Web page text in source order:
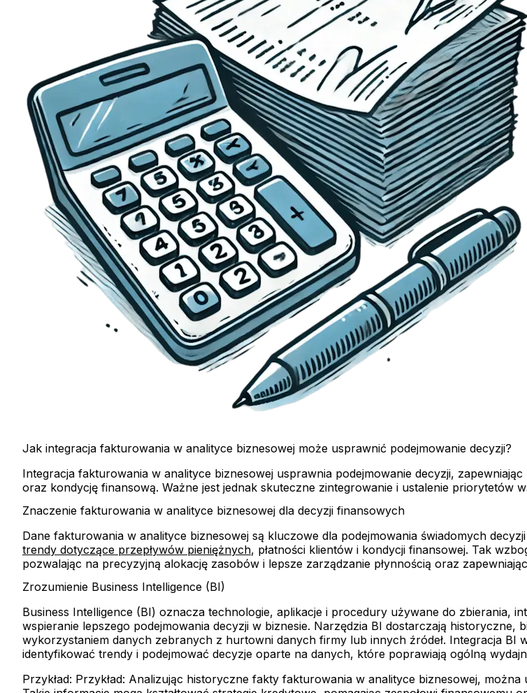
Jak integracja fakturowania w analityce biznesowej może usprawnić podejmowanie decyzji?
Integracja fakturowania w analityce biznesowej usprawnia podejmowanie decyzji,
oraz kondycję finansową. Ważne jest jednak skuteczne zintegrowanie i ustalenie priorytetów
Znaczenie fakturowania w analityce biznesowej dla decyzji finansowych
Dane fakturowania w analityce biznesowej są kluczowe dla podejmowania świadomych
trendy dotyczące przepływów pieniężnych, płatności klientów i kondycji finansowej. Tak
pozwalając na precyzyjną alokację zasobów i lepsze zarządzanie płynnością oraz
Zrozumienie Business Intelligence (BI)
Business Intelligence (BI) oznacza technologie, aplikacje i procedury używane do zbierania,
wspieranie lepszego podejmowania decyzji w biznesie. Narzędzia BI dostarczają
wykorzystaniem danych zebranych z hurtowni danych firmy lub innych źródeł. Integracja
identyfikować trendy i podejmować decyzje oparte na danych, które poprawiają ogólną
Przykład: Przykład: Analizując historyczne fakty fakturowania w analityce biznesowej,